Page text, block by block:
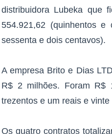
distribuidora Lubeka que
554.921,62 (quinhentos
sessenta e dois centavos).
A empresa Brito e Dias
R$ 2 milhões. Foram R$
trezentos e um reais e
Os quatro contratos